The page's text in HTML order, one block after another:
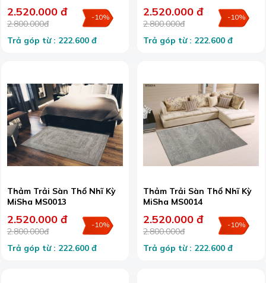
2.520.000 đ
2.800.000đ
-10%
Trả góp từ : 222.600 đ
2.520.000 đ
2.800.000đ
-10%
Trả góp từ : 222.600 đ
Thảm Trải Sàn Thổ Nhĩ Kỳ
MiSha MS0013
2.520.000 đ
2.800.000đ
-10%
Trả góp từ : 222.600 đ
Thảm Trải Sàn Thổ Nhĩ Kỳ
MiSha MS0014
2.520.000 đ
2.800.000đ
-10%
Trả góp từ : 222.600 đ